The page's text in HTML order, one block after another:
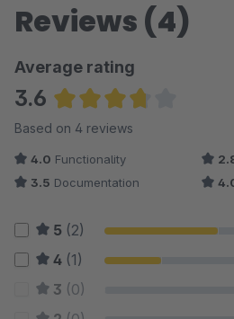
Reviews (4)
Average rating
3.6
Average rating of 3.63 out
Based on 4 reviews
4.0 Functionality
3.5 Documentation
5 (2)
4 (1)
3 (0)